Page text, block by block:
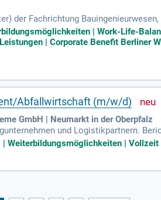
der Fachrichtung
Wissenschaftliche Hochschulbildung
| Work-Life-
| Corporate Benefit Berliner
Abfallwirtschaft (m/w/d)
GmbH | Neumarkt in der Oberpfalz
und Logistikpartnern.
Weiterbildungsmöglichkeiten | Vollzeit